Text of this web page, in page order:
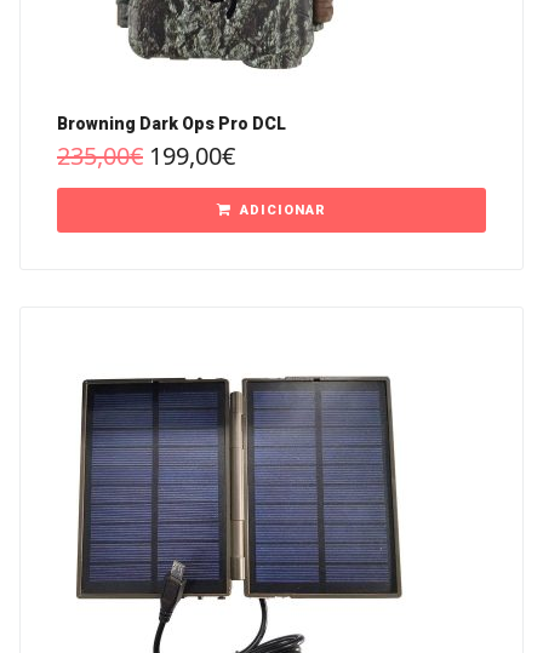
Browning Dark Ops Pro DCL
235,00€ 199,00€
ADICIONAR